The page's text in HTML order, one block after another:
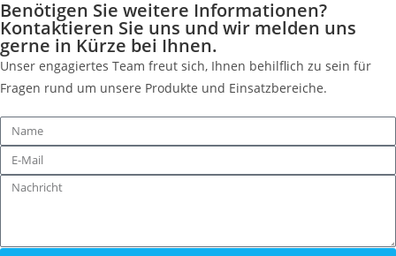
Benötigen Sie weitere Informationen?
Kontaktieren Sie uns und wir melden uns
gerne in Kürze bei Ihnen.
Unser engagiertes Team freut sich, Ihnen behilflich zu sein für
Fragen rund um unsere Produkte und Einsatzbereiche.